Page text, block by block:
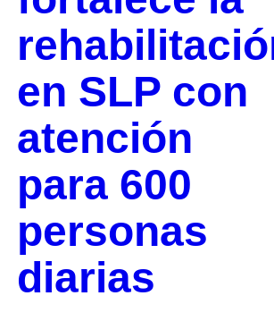
en SLP con
atención
para 600
personas
diarias